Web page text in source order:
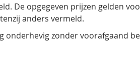
De opgegeven prijzen gelden
anders vermeld.
onderhevig zonder voorafgaand